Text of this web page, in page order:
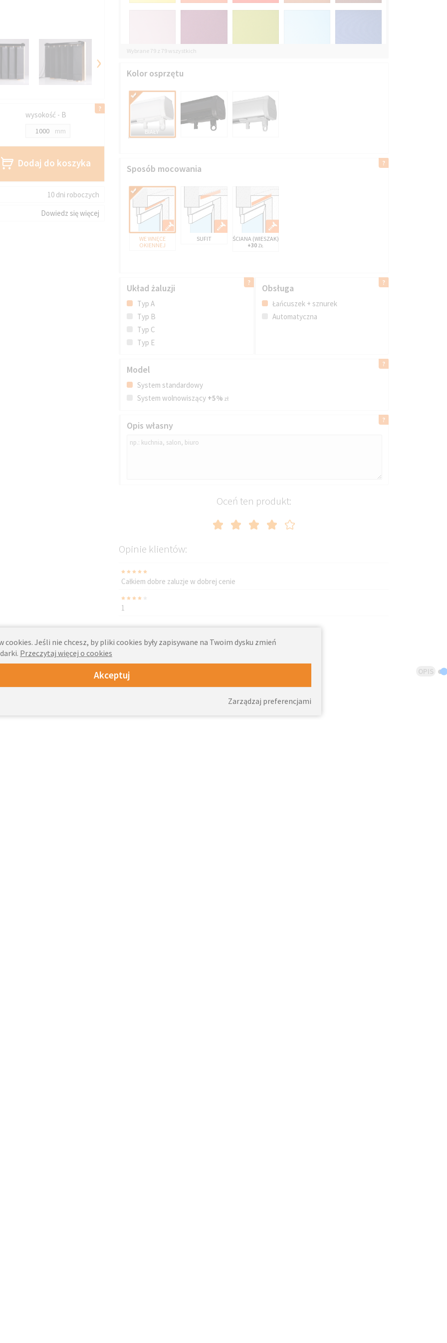
OPIS
›
wysokość - B
mm
Dodaj do koszyka
10 dni roboczych
Dowiedz się więcej
Wybrane 79 z 79 wszystkich
Kolor osprzętu
BIAŁY
Sposób mocowania
WE WNĘCE
OKIENNEJ
SUFIT
ŚCIANA (WIESZAK)
+30 ZŁ
Układ żaluzji
Typ A
Typ B
Typ C
Typ E
Obsługa
Łańcuszek + sznurek
Automatyczna
Model
System standardowy
System wolnowiszący +5% zł
Opis własny
Oceń ten produkt:
Opinie klientów:
Całkiem dobre zaluzje w dobrej cenie
1
cookies. Jeśli nie chcesz, by pliki cookies były zapisywane na Twoim dysku zmień
Przeczytaj więcej o cookies
Akceptuj
Zarządzaj preferencjami